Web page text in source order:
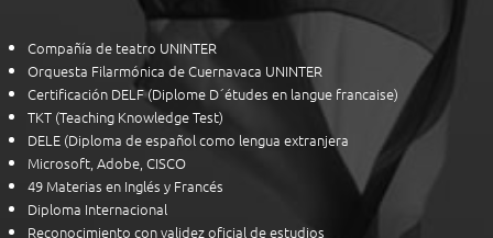
Compañía de teatro UNINTER
Orquesta Filarmónica de Cuernavaca UNINTER
Certificación DELF (Diplome D´études en langue francaise)
TKT (Teaching Knowledge Test)
DELE (Diploma de español como lengua extranjera
Microsoft, Adobe, CISCO
49 Materias en Inglés y Francés
Diploma Internacional
Reconocimiento con validez oficial de estudios